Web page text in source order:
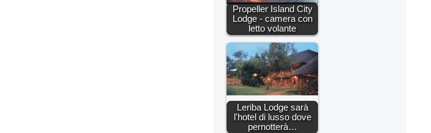
Propeller Island City
Lodge - camera con
letto volante
Leriba Lodge sarà
l'hotel di lusso dove
pernotterà…